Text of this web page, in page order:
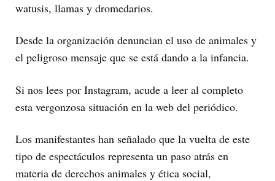
watusis, llamas y dromedarios.
Desde la organización denuncian el uso de animales y
el peligroso mensaje que se está dando a la infancia.
Si nos lees por Instagram, acude a leer al completo
esta vergonzosa situación en la web del periódico.
Los manifestantes han señalado que la vuelta de este
tipo de espectáculos representa un paso atrás en
materia de derechos animales y ética social,